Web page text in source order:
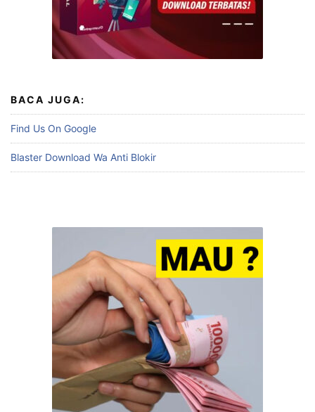
BACA JUGA:
Find Us On Google
Blaster Download Wa Anti Blokir